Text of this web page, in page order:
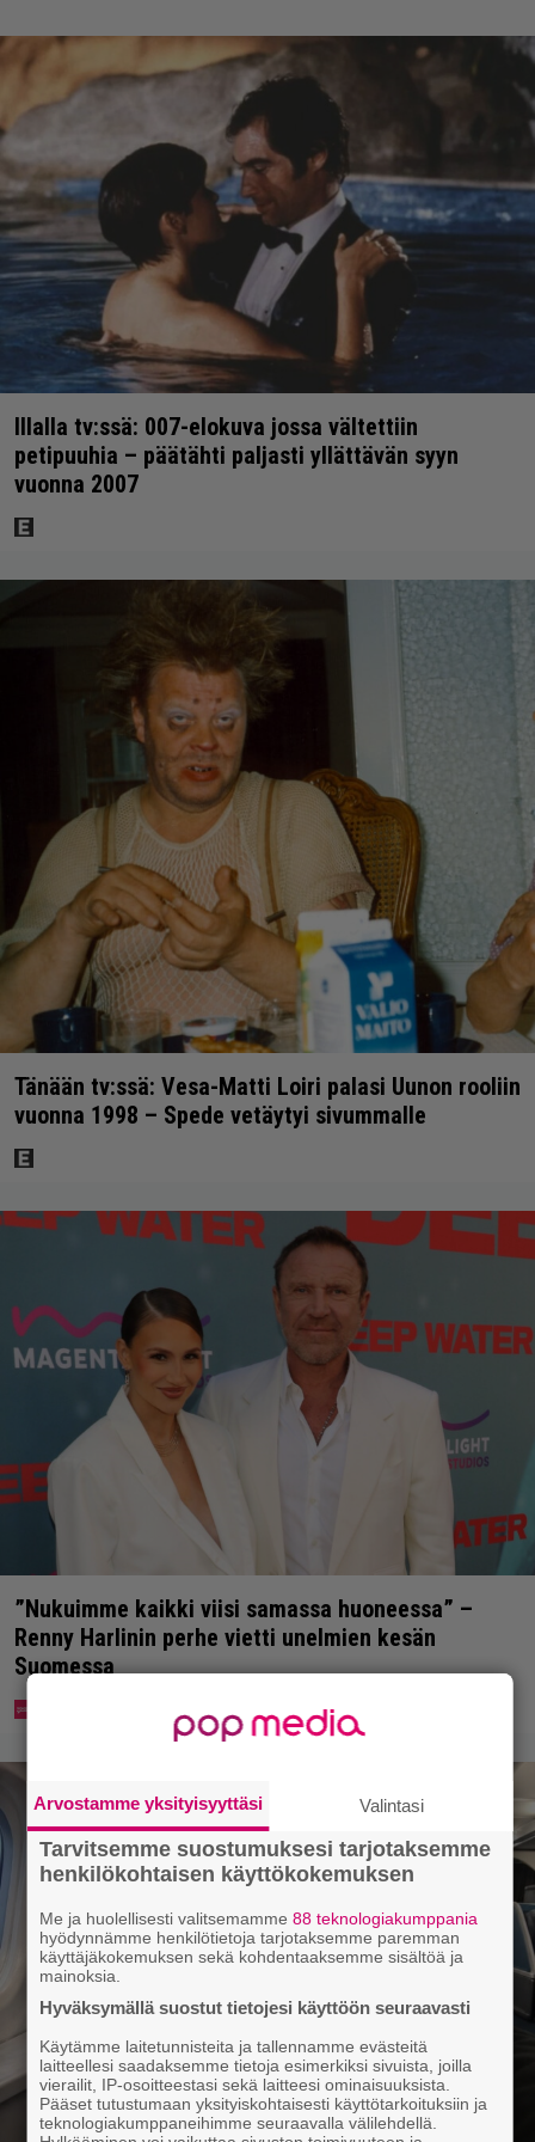
Illalla tv:ssä: 007-elokuva jossa vältettiin
petipuuhia – päätähti paljasti yllättävän syyn
vuonna 2007
Tänään tv:ssä: Vesa-Matti Loiri palasi Uunon rooliin
vuonna 1998 – Spede vetäytyi sivummalle
”Nukuimme kaikki viisi samassa huoneessa” –
Renny Harlinin perhe vietti unelmien kesän
Suomessa
Arvostamme yksityisyyttäsi Valintasi
Tarvitsemme suostumuksesi tarjotaksemme
henkilökohtaisen käyttökokemuksen
Me ja huolellisesti valitsemamme 88 teknologiakumppania
hyödynnämme henkilötietoja tarjotaksemme paremman
käyttäjäkokemuksen sekä kohdentaaksemme sisältöä ja
mainoksia.
Hyväksymällä suostut tietojesi käyttöön seuraavasti
Käytämme laitetunnisteita ja tallennamme evästeitä
laitteellesi saadaksemme tietoja esimerkiksi sivuista, joilla
vierailit, IP-osoitteestasi sekä laitteesi ominaisuuksista.
Pääset tutustumaan yksityiskohtaisesti käyttötarkoituksiin ja
teknologiakumppaneihimme seuraavalla välilehdellä.